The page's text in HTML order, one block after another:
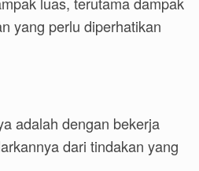
yang perlu diperhatikan
adalah dengan bekerja
dari tindakan yang